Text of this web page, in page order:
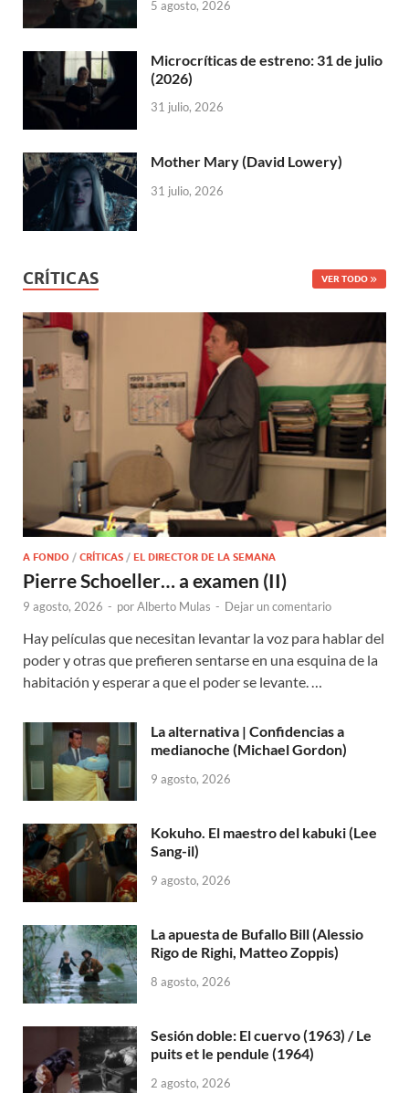
5 agosto, 2026
Microcríticas de estreno: 31 de julio
(2026)
31 julio, 2026
Mother Mary (David Lowery)
31 julio, 2026
CRÍTICAS VER TODO
A FONDO / CRÍTICAS / EL DIRECTOR DE LA SEMANA
Pierre Schoeller… a examen (II)
9 agosto, 2026 - porAlberto Mulas - Dejar un comentario
Hay películas que necesitan levantar la voz para hablar del
poder y otras que prefieren sentarse en una esquina de la
habitación y esperar a que el poder se levante. …
La alternativa | Confidencias a
medianoche (Michael Gordon)
9 agosto, 2026
Kokuho. El maestro del kabuki (Lee
Sang-il)
9 agosto, 2026
La apuesta de Bufallo Bill (Alessio
Rigo de Righi, Matteo Zoppis)
8 agosto, 2026
Sesión doble: El cuervo (1963) / Le
puits et le pendule (1964)
2 agosto, 2026